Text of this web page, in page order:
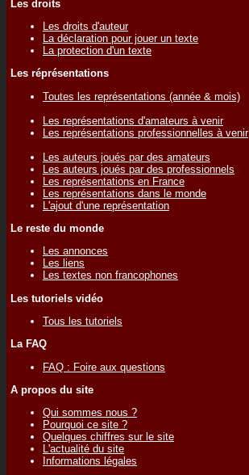
Les droits
Les droits d'auteur
La déclaration pour jouer un texte
La protection d'un texte
Les réprésentations
Toutes les représentations (année & mois)
Les représentations d'amateurs à venir
Les représentations professionnelles à venir
Les auteurs joués par des amateurs
Les auteurs joués par des professionnels
Les représentations en France
Les représentations dans le monde
L'ajout d'une représentation
Le reste du monde
Les annonces
Les liens
Les textes non francophones
Les tutoriels vidéo
Tous les tutoriels
La FAQ
FAQ : Foire aux questions
A propos du site
Qui sommes nous ?
Pourquoi ce site ?
Quelques chiffres sur le site
L'actualité du site
Informations légales